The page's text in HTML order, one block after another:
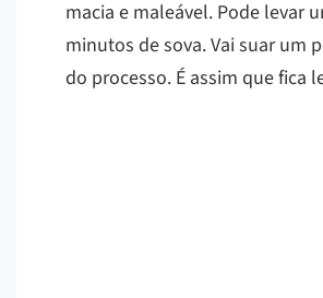
macia e maleável. Pode levar
minutos de sova. Vai suar um
do processo. É assim que fica